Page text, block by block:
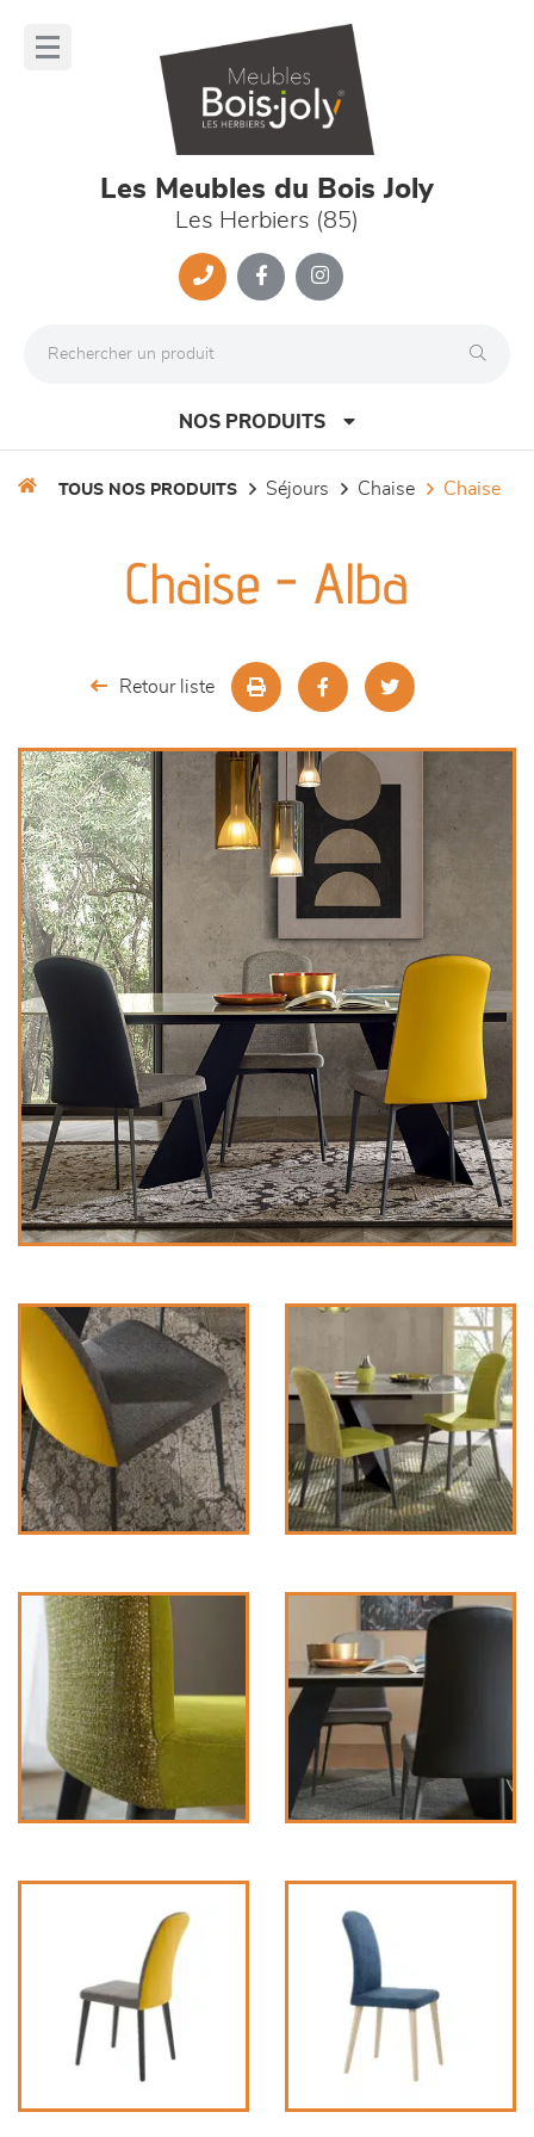
Les Meubles du Bois Joly
Les Herbiers (85)
NOS PRODUITS
meubles de complément
literie
décoration
TOUS NOS PRODUITS séjours chaise chaise
Chaise - Alba
Retour liste